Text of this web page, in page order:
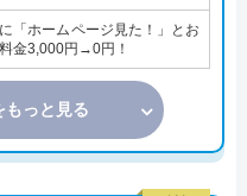
「ホームページ見た！」とお
金3,000円→0円！
もっと見る